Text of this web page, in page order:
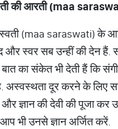
की आरती (maa
(maa saraswati) के
और स्वर सब उन्हीं की देन हैं.
का संकेत भी देती हैं कि
अस्वस्थता दूर करने के लिए
ज्ञान की देवी की पूजा कर
भी उनसे ज्ञान अर्जित करें.